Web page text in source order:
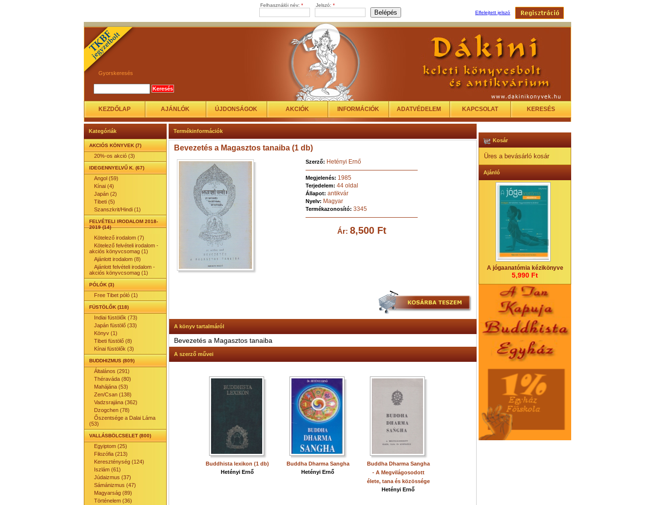
Felhasználói név: * Jelszó: *
Elfelejtett jelszó
Gyorskeresés
KEZDŐLAP AJÁNLÓK ÚJDONSÁGOK AKCIÓK INFORMÁCIÓK ADATVÉDELEM KAPCSOLAT KERESÉS
Kategóriák
AKCIÓS KÖNYVEK (7)
20%-os akció (3)
IDEGENNYELVŰ K. (67)
Angol (59)
Kínai (4)
Japán (2)
Tibeti (5)
Szanszkrit/Hindi (1)
FELVÉTELI IRODALOM 2018-
2019 (14)
Kötelező irodalom (7)
Kötelező felvételi irodalom -
akciós könyvcsomag (1)
Ajánlott irodalom (8)
Ajánlott felvételi irodalom -
akciós könyvcsomag (1)
PÓLÓK (3)
Free Tibet póló (1)
FÜSTÖLŐK (118)
Indiai füstölők (73)
Japán füstölő (33)
Könyv (1)
Tibeti füstölő (8)
Kínai füstölők (3)
BUDDHIZMUS (809)
Általános (291)
Théraváda (80)
Mahájána (53)
Zen/Csan (138)
Vadzsrajána (362)
Dzogchen (78)
Őszentsége a Dalai Láma
(53)
VALLÁSBÖLCSELET (800)
Egyiptom (25)
Filozófia (213)
Kereszténység (124)
Iszlám (61)
Júdaizmus (37)
Sámánizmus (47)
Magyarság (89)
Történelem (36)
Kosár
Üres a bevásárló kosár
Ajánló
A jógaanatómia kézikönyve
5,990 Ft
Termékinformációk
Bevezetés a Magasztos tanaiba (1 db)
Szerző: Hetényi Ernő
Megjelenés: 1985
Terjedelem: 44 oldal
Állapot: antikvár
Nyelv: Magyar
Termékazonosító: 3345
Ár: 8,500 Ft
A könyv tartalmáról
Bevezetés a Magasztos tanaiba
A szerző művei
Buddhista lexikon (1 db)
Hetényi Ernő
Buddha Dharma Sangha
Hetényi Ernő
Buddha Dharma Sangha
- A Megvilágosodott
élete, tana és közössége
Hetényi Ernő